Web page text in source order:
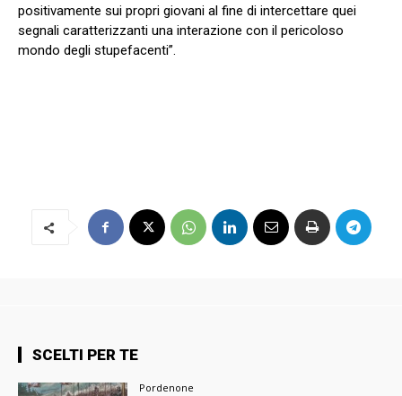
positivamente sui propri giovani al fine di intercettare quei
segnali caratterizzanti una interazione con il pericoloso
mondo degli stupefacenti”.
SCELTI PER TE
Pordenone